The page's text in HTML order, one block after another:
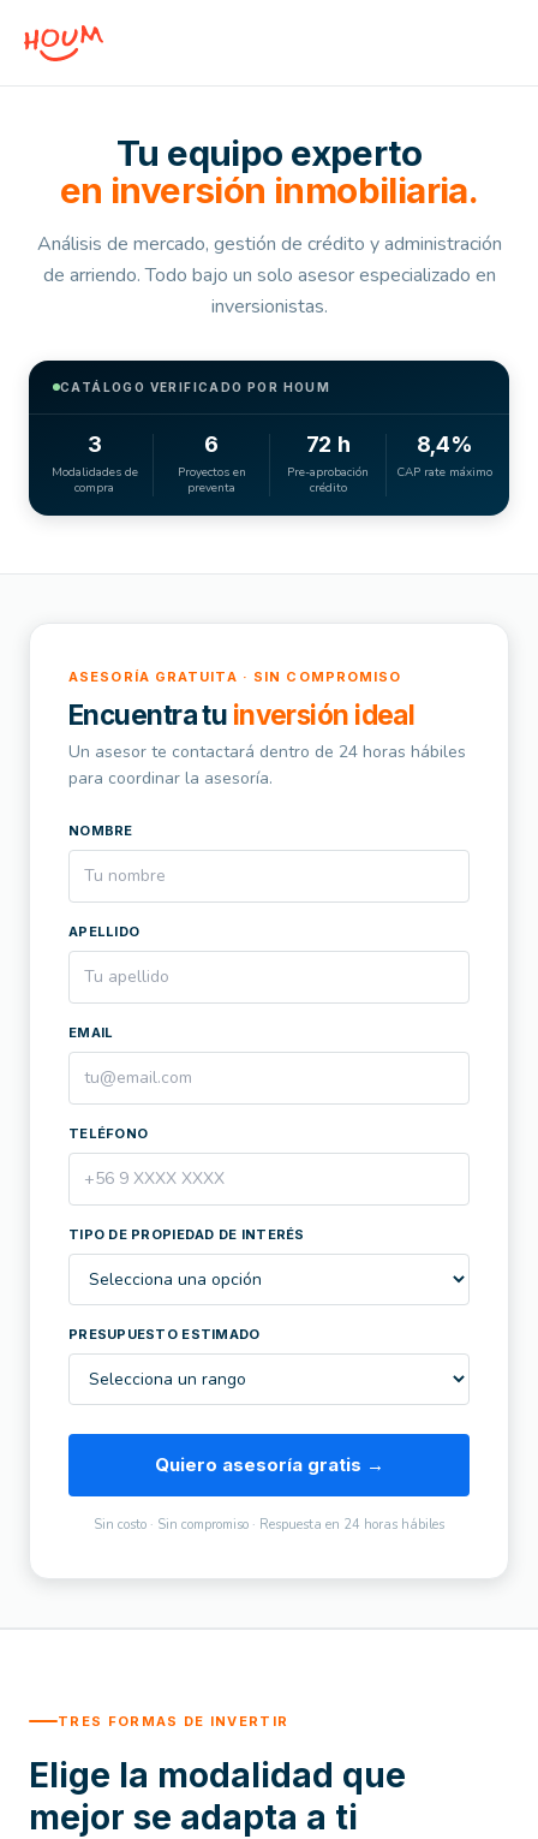
Tu equipo experto
en inversión inmobiliaria.
Análisis de mercado, gestión de crédito y administración
de arriendo. Todo bajo un solo asesor especializado en
inversionistas.
CATÁLOGO VERIFICADO POR HOUM
3
Modalidades de
compra
6
Proyectos en
preventa
72 h
Pre-aprobación
crédito
8,4%
CAP rate máximo
ASESORÍA GRATUITA · SIN COMPROMISO
Encuentra tu inversión ideal
Un asesor te contactará dentro de 24 horas hábiles
para coordinar la asesoría.
NOMBRE
APELLIDO
EMAIL
TELÉFONO
TIPO DE PROPIEDAD DE INTERÉS
PRESUPUESTO ESTIMADO
Quiero asesoría gratis →
Sin costo · Sin compromiso · Respuesta en 24 horas hábiles
TRES FORMAS DE INVERTIR
Elige la modalidad que
mejor se adapta a ti